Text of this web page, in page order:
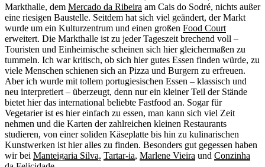
Markthalle, dem Mercado da Ribeira am Cais do Sodré, nichts außer
eine riesigen Baustelle. Seitdem hat sich viel geändert, der Markt
wurde um ein Kulturzentrum und einen großen Food Court
erweitert. Die Markthalle ist zu jeder Tageszeit brechend voll –
Touristen und Einheimische scheinen sich hier gleichermaßen zu
tummeln. Ich war kritisch, ob sich hier gutes Essen finden würde, zu
viele Menschen schienen sich an Pizza und Burgern zu erfreuen.
Aber ich wurde mit tollem portugiesischen Essen – klassisch und
neu interpretiert – überzeugt, denn nur ein kleiner Teil der Stände
bietet hier das international beliebte Fastfood an. Sogar für
Vegetarier ist es hier einfach zu essen, man kann sich viel Zeit
nehmen und die Karten der zahlreichen kleinen Restaurants
studieren, von einer soliden Käseplatte bis hin zu kulinarischen
Kunstwerken ist hier alles zu finden. Besonders gut gegessen haben
wir bei Manteigaria Silva, Tartar-ia, Marlene Vieira und Conzinha